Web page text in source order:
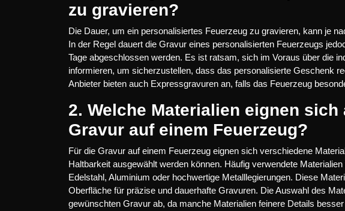
zu gravieren?
Die Dauer, um ein personalisiertes Feuerzeug zu gravieren, kann je
In der Regel dauert die Gravur eines personalisierten Feuerzeugs
Tage abgeschlossen werden. Es ist ratsam, sich im Voraus über die
informieren, um sicherzustellen, dass das personalisierte Geschenk
Anbieter bieten auch Expressgravuren an, falls das Feuerzeug
2. Welche Materialien eignen
Gravur auf einem Feuerzeug?
Für die Gravur auf einem Feuerzeug eignen sich verschiedene
Haltbarkeit ausgewählt werden können. Häufig verwendete
Edelstahl, Aluminium oder hochwertige Metalllegierungen. Diese
Oberfläche für präzise und dauerhafte Gravuren. Die Auswahl des
gewünschten Gravur ab, da manche Materialien feinere Details